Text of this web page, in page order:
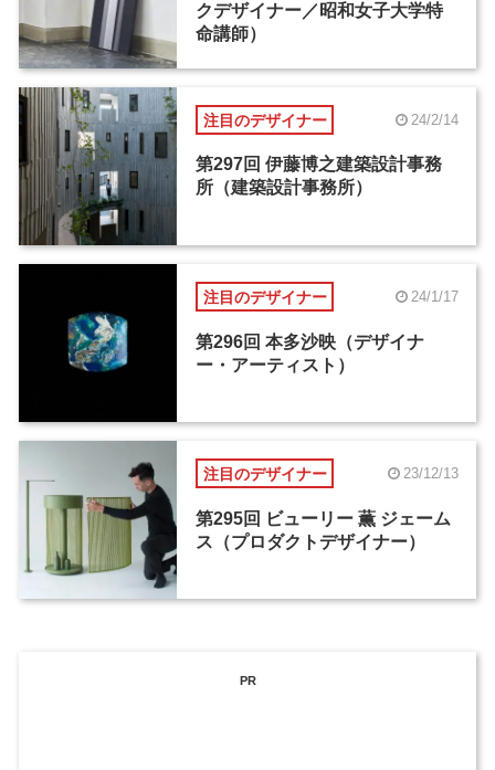
クデザイナー／昭和女子大学特
命講師）
注目のデザイナー 24/2/14
第297回 伊藤博之建築設計事務
所（建築設計事務所）
注目のデザイナー 24/1/17
第296回 本多沙映（デザイナ
ー・アーティスト）
注目のデザイナー 23/12/13
第295回 ビューリー 薫 ジェーム
ス（プロダクトデザイナー）
PR